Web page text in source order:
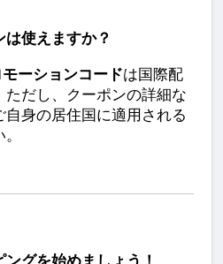
使えますか？
モーションコードは国際配
だし、クーポンの詳細な
身の居住国に適用される
グを始めましょう！